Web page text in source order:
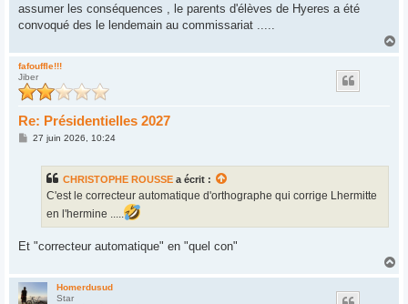
assumer les conséquences , le parents d'élèves de Hyeres a été
convoqué des le lendemain au commissariat .....
a
fafouffle!!!
Jiber
Re: Présidentielles 2027
M27 juin 2026, 10:24
CHRISTOPHE ROUSSE a écrit :
C'est le correcteur automatique d'orthographe qui corrige Lhermitte
en l'hermine .....
Et "correcteur automatique" en "quel con"
Homerdusud
Star